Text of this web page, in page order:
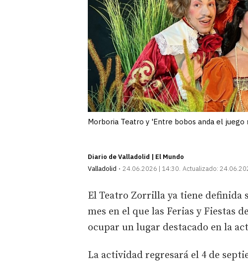
Morboria Teatro y 'Entre bobos anda el juego
Diario de Valladolid | El Mundo
Valladolid
24.06.2026 | 14:30 Actualizado:
El Teatro Zorrilla ya tiene definida
mes en el que las Ferias y Fiestas
ocupar un lugar destacado en la
La actividad regresará el 4 de